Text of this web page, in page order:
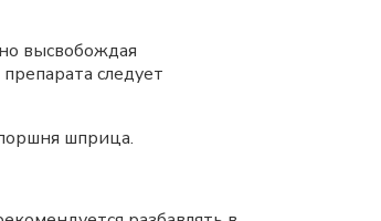
высвобождая
следует
шприца.